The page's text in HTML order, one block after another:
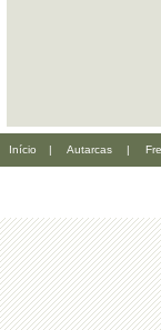
Início | Autarcas |